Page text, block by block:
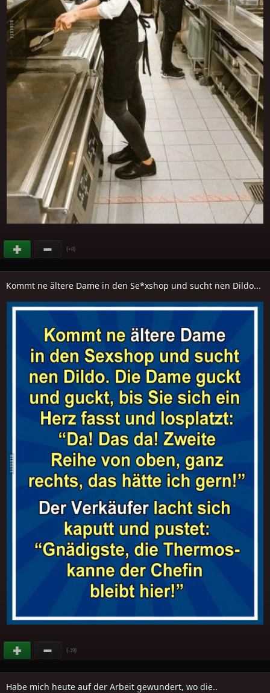
(+8)
Kommt ne ältere Dame in den Se*xshop und sucht nen Dildo...
(-19)
Habe mich heute auf der Arbeit gewundert, wo die..